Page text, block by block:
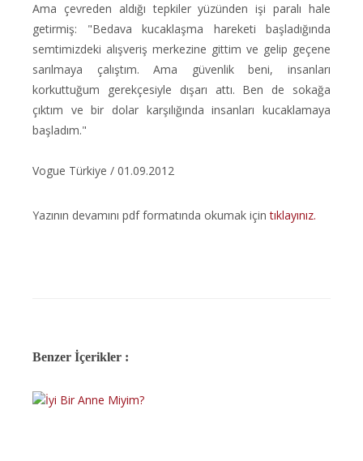
Ama çevreden aldığı tepkiler yüzünden işi paralı hale
getirmiş: "Bedava kucaklaşma hareketi başladığında
semtimizdeki alışveriş merkezine gittim ve gelip geçene
sarılmaya çalıştım. Ama güvenlik beni, insanları
korkuttuğum gerekçesiyle dışarı attı. Ben de sokağa
çıktım ve bir dolar karşılığında insanları kucaklamaya
başladım."
Vogue Türkiye / 01.09.2012
Yazının devamını pdf formatında okumak içintıklayınız.
Benzer İçerikler :